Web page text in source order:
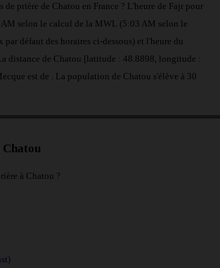
de prière de Chatou en France ? L'heure de Fajr pour
selon le calcul de la MWL (5:03 AM selon le
défaut des horaires ci-dessous) et l'heure du
distance de Chatou [latitude : 48.8898, longitude :
est de . La population de Chatou s'élève à 30
Chatou
à Chatou ?